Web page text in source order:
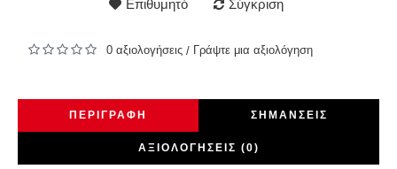
Επιθυμητό Σύγκριση
0 αξιολογήσεις / Γράψτε μια αξιολόγηση
ΠΕΡΙΓΡΑΦΉ ΣΗΜΆΝΣΕΙΣ
ΑΞΙΟΛΟΓΉΣΕΙΣ (0)